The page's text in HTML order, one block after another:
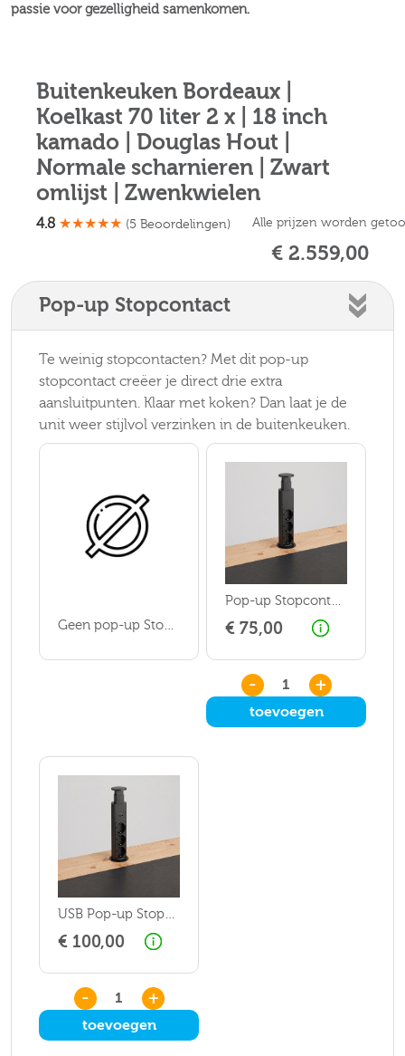
passie voor gezelligheid samenkomen.
Buitenkeuken Bordeaux |
Koelkast 70 liter 2 x | 18 inch
kamado | Douglas Hout |
Normale scharnieren | Zwart
omlijst | Zwenkwielen
4.8 ★★★★★ (5 Beoordelingen) Alle prijzen worden
€ 2.559,00
Pop-up Stopcontact
Te weinig stopcontacten? Met dit pop-up
stopcontact creëer je direct drie extra
aansluitpunten. Klaar met koken? Dan laat je de
unit weer stijlvol verzinken in de buitenkeuken.
Geen pop-up Stopcontact
Pop-up Stopcontact
€ 75,00
- +
toevoegen
USB Pop-up Stopcontact
€ 100,00
- +
toevoegen